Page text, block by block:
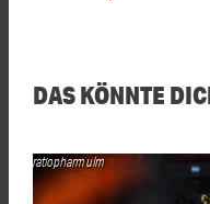
DAS KÖNNTE
ratiopharm ulm